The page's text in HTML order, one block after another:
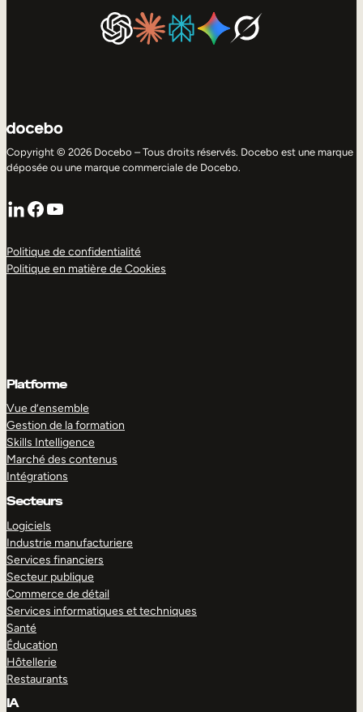
Copyright © 2026 Docebo – Tous droits réservés. Docebo est une marque
déposée ou une marque commerciale de Docebo.
LinkedIn
Facebook
YouTube
Politique de confidentialité
Politique en matière de Cookies
Platforme
Vue d’ensemble
Gestion de la formation
Skills Intelligence
Marché des contenus
Intégrations
Secteurs
Logiciels
Industrie manufacturiere
Services financiers
Secteur publique
Commerce de détail
Services informatiques et techniques
Santé
Éducation
Hôtellerie
Restaurants
IA